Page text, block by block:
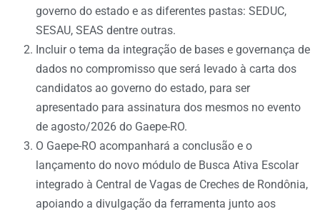
governo do estado e as diferentes pastas: SEDUC,
SESAU, SEAS dentre outras.
Incluir o tema da integração de bases e governança de
dados no compromisso que será levado à carta dos
candidatos ao governo do estado, para ser
apresentado para assinatura dos mesmos no evento
de agosto/2026 do Gaepe-RO.
O Gaepe-RO acompanhará a conclusão e o
lançamento do novo módulo de Busca Ativa Escolar
integrado à Central de Vagas de Creches de Rondônia,
apoiando a divulgação da ferramenta junto aos